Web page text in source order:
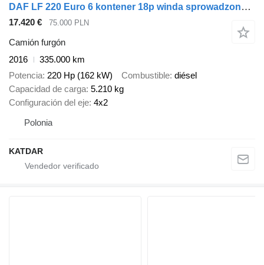
DAF LF 220 Euro 6 kontener 18p winda sprowadzony książka 4.6dm³
17.420 € 75.000 PLN
Camión furgón
2016
335.000 km
Potencia 220 Hp (162 kW) Combustible diésel
Capacidad de carga 5.210 kg
Configuración del eje 4x2
Polonia
KATDAR